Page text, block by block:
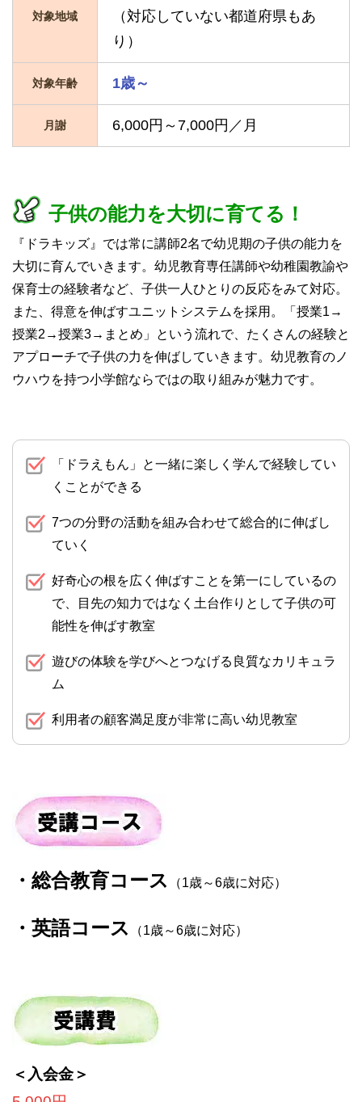
対象地域
（対応していない都道府県もあ
り）
対象年齢 1歳～
月謝 6,000円～7,000円／月
子供の能力を大切に育てる！
『ドラキッズ』では常に講師2名で幼児期の子供の能力を
大切に育んでいきます。幼児教育専任講師や幼稚園教諭や
保育士の経験者など、子供一人ひとりの反応をみて対応。
また、得意を伸ばすユニットシステムを採用。「授業1→
授業2→授業3→まとめ」という流れで、たくさんの経験と
アプローチで子供の力を伸ばしていきます。幼児教育のノ
ウハウを持つ小学館ならではの取り組みが魅力です。
「ドラえもん」と一緒に楽しく学んで経験してい
くことができる
7つの分野の活動を組み合わせて総合的に伸ばし
ていく
好奇心の根を広く伸ばすことを第一にしているの
で、目先の知力ではなく土台作りとして子供の可
能性を伸ばす教室
遊びの体験を学びへとつなげる良質なカリキュラ
ム
利用者の顧客満足度が非常に高い幼児教室
・総合教育コース （1歳～6歳に対応）
・英語コース （1歳～6歳に対応）
＜入会金＞